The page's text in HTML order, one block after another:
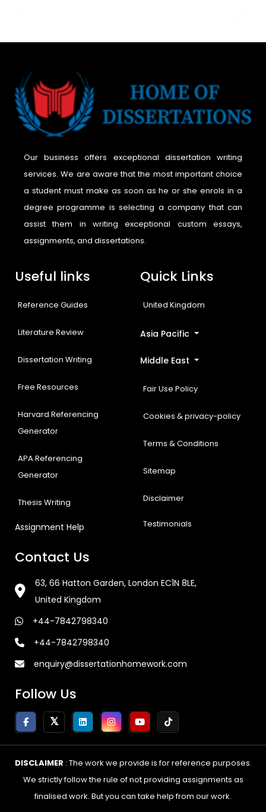
Our business offers exceptional dissertation writing
services. We are aware that the most important choice
a student must make as soon as he or she enrols in a
degree programme is selecting a company that can
assist them in writing exceptional custom essays,
assignments, and dissertations.
Useful links
Reference Guides
Literature Review
Dissertation Writing
Free Resources
Harvard Referencing
Generator
APA Referencing
Generator
Thesis Writing
Assignment Help
Quick Links
United Kingdom
Asia Pacific
Middle East
Fair Use Policy
Cookies & privacy-policy
Terms & Conditions
Sitemap
Disclaimer
Testimonials
Contact Us
63, 66 Hatton Garden, London EC1N 8LE,
United Kingdom
+44-7842798340
+44-7842798340
enquiry@dissertationhomework.com
Follow Us
DISCLAIMER : The work we provide is for reference purposes.
We strictly follow the rule of not providing assignments as
finalised work. But you can take help from our work.